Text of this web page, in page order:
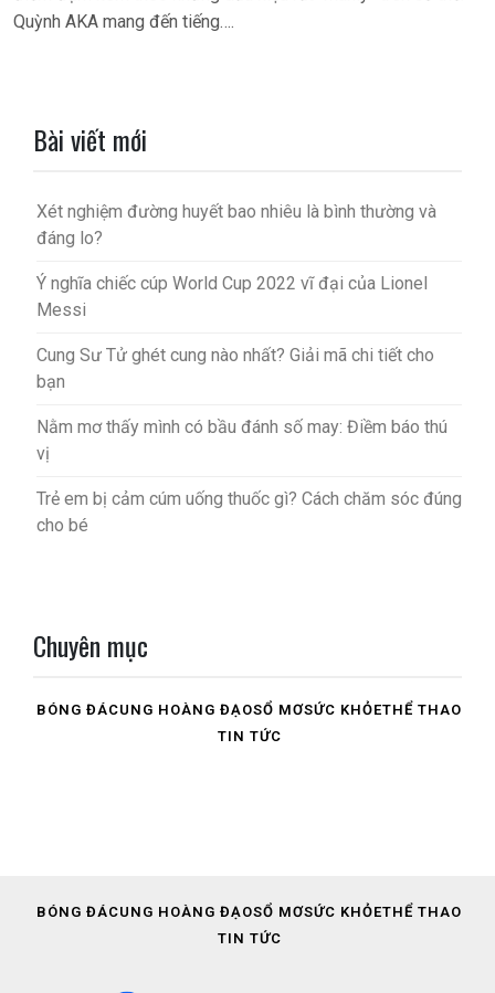
Quỳnh AKA mang đến tiếng….
trang
bài
viết
Bài viết mới
Xét nghiệm đường huyết bao nhiêu là bình thường và
đáng lo?
Ý nghĩa chiếc cúp World Cup 2022 vĩ đại của Lionel
Messi
Cung Sư Tử ghét cung nào nhất? Giải mã chi tiết cho
bạn
Nằm mơ thấy mình có bầu đánh số may: Điềm báo thú
vị
Trẻ em bị cảm cúm uống thuốc gì? Cách chăm sóc đúng
cho bé
Chuyên mục
BÓNG ĐÁCUNG HOÀNG ĐẠOSỔ MƠSỨC KHỎETHỂ THAO
TIN TỨC
BÓNG ĐÁCUNG HOÀNG ĐẠOSỔ MƠSỨC KHỎETHỂ THAO
TIN TỨC